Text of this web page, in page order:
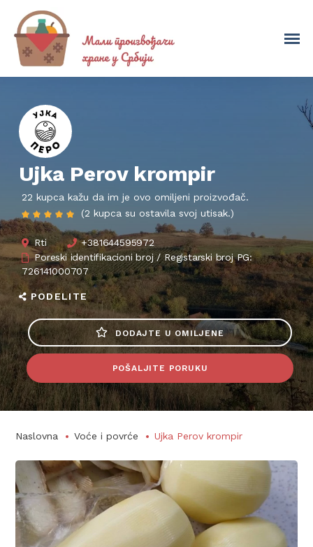
Ujka Perov krompir
22 kupca kažu da im je ovo omiljeni proizvođač.
(2 kupca su ostavila svoj utisak.)
Rti
+381644595972
Poreski identifikacioni broj / Registarski broj PG:
726141000707
PODELITE
DODAJTE U OMILJENE
POŠALJITE PORUKU
Naslovna Voće i povrće Ujka Perov krompir